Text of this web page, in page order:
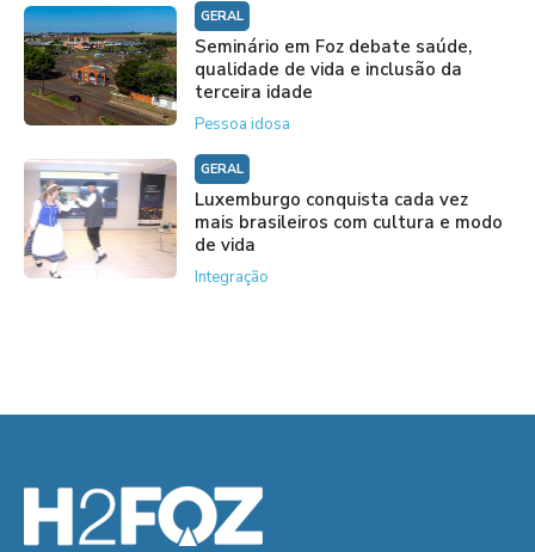
GERAL
Seminário em Foz debate saúde,
qualidade de vida e inclusão da
terceira idade
Pessoa idosa
GERAL
Luxemburgo conquista cada vez
mais brasileiros com cultura e modo
de vida
Integração